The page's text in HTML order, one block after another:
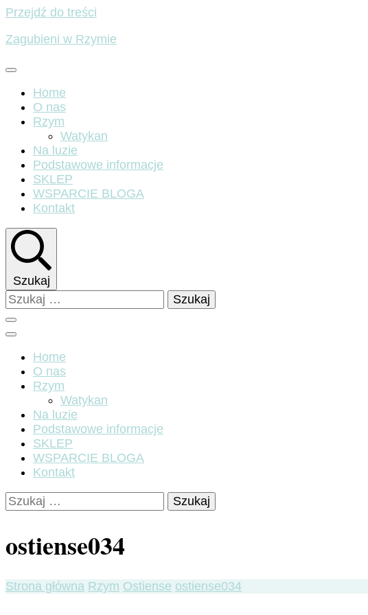
Przejdź do treści
Zagubieni w Rzymie
Home
O nas
Rzym
Watykan
Na luzie
Podstawowe informacje
SKLEP
WSPARCIE BLOGA
Kontakt
Szukaj
Szukaj:
Home
O nas
Rzym
Watykan
Na luzie
Podstawowe informacje
SKLEP
WSPARCIE BLOGA
Kontakt
Szukaj:
ostiense034
Strona główna Rzym Ostiense ostiense034